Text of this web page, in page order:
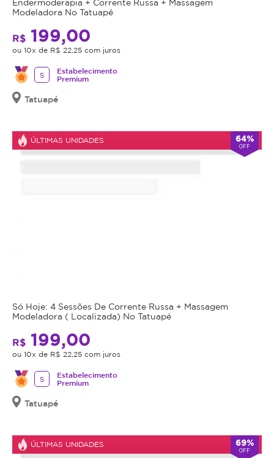
Endermoderapia + Corrente Russa + Massagem
Modeladora No Tatuapé
R$ 199,00
ou 10x de R$ 22,25 com juros
5
Estabelecimento
Premium
Tatuapé
ÚLTIMAS UNIDADES 64%
OFF
Só Hoje: 4 Sessões De Corrente Russa + Massagem
Modeladora ( Localizada) No Tatuapé
R$ 199,00
ou 10x de R$ 22,25 com juros
5
Estabelecimento
Premium
Tatuapé
ÚLTIMAS UNIDADES 69%
OFF